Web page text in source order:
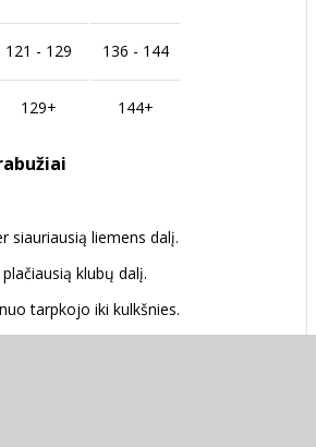
121 - 129 136 - 144
129+ 144+
siauriausią liemens dalį.
klubų dalį.
tarpkojo iki kulkšnies.